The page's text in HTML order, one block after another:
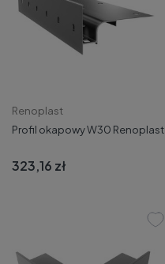
Renoplast
Profil okapowy W30 Renoplast
323,16 zł